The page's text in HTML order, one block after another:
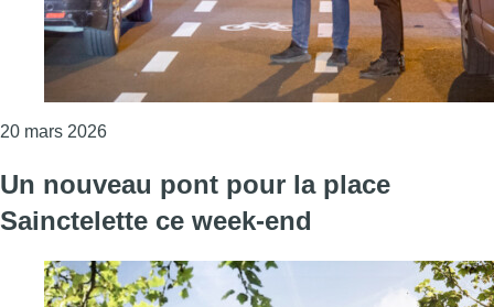
20 mars 2026Consulter l'article "Attentat à Bruxelles : Deux
Un nouveau pont pour la place
Sainctelette ce week-end